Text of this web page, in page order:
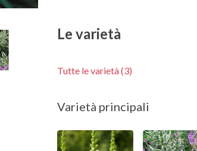
Le varietà
Tutte le varietà (3)
Varietà principali